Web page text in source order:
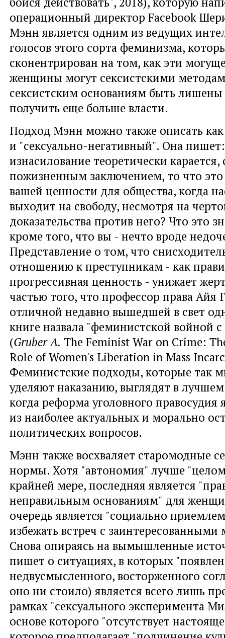
операционный директор Facebook
Мэнн является одним из ведущих
голосов этого сорта феминизма,
сконентрирован на том, как эти
женщины могут сексистскими
сексистским основаниям быть
получить еще больше власти.
Подход Мэнн можно также описать
и "сексуально-негативный". Она
изнасилование теоретически карается,
пожизненным заключением, то что это
вашей ценности для общества, когда
выходит на свободу, несмотря на
доказательства против него? Что это
кроме того, что вы - нечто вроде
Представление о том, что
отношению к преступникам - как
прогрессивная ценность - унижает
частью того, что профессор права Айя
отличной недавно вышедшей в свет
книге назвала "феминистской войной
(Gruber A. The Feminist War on Crime:
Role of Women's Liberation in Mass
Феминистские подходы, которые так
уделяют наказанию, выглядят в лучшем
когда реформа уголовного правосудия
из наиболее актуальных и морально
политических вопросов.
Мэнн также восхваляет старомодные
нормы. Хотя "автономия" лучше
крайней мере, последняя является
неправильным основаниям" для
очередь является "социально
избежать встреч с
Снова опираясь на вымышленные
пишет о ситуациях, в которых
недвусмысленного, восторженного
оно ни стоило) является всего лишь
рамках "сексуального эксперимента
основе которого "отсутствует